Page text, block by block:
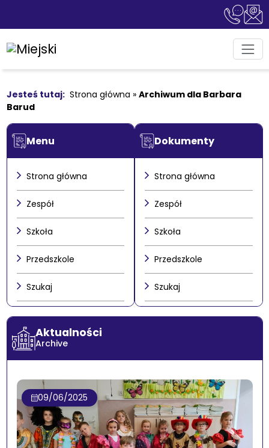
Strona główna » Archiwum dla Barbara
Barud
Aktualności
Archive
09/06/2025
Menu
Strona główna
Zespół
Szkoła
Przedszkole
Szukaj
Dokumenty
Strona główna
Zespół
Szkoła
Przedszkole
Szukaj